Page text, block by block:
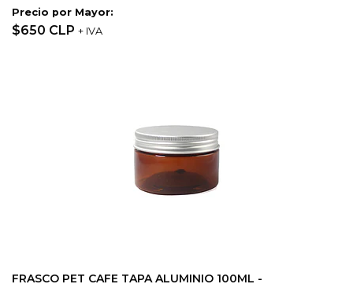
Precio por Mayor:
$650 CLP + IVA
FRASCO PET CAFE TAPA ALUMINIO 100ML -